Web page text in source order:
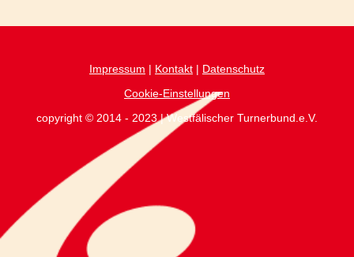
Impressum | Kontakt | Datenschutz
Cookie-Einstellungen
copyright © 2014 - 2023 | Westfälischer Turnerbund.e.V.